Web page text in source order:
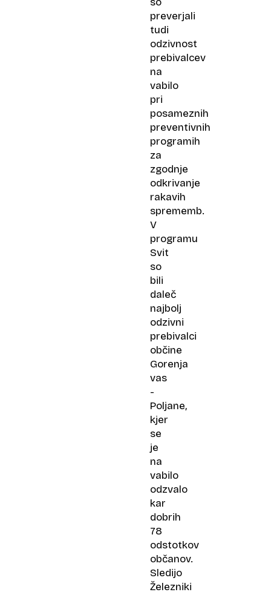
preverjali
tudi
odzivnost
prebivalcev
na
vabilo
pri
posameznih
preventivnih
programih
za
zgodnje
odkrivanje
rakavih
sprememb.
V
programu
Svit
so
bili
daleč
najbolj
odzivni
prebivalci
občine
Gorenja
vas
-
Poljane,
kjer
se
je
na
vabilo
odzvalo
kar
dobrih
78
odstotkov
občanov.
Sledijo
Železniki